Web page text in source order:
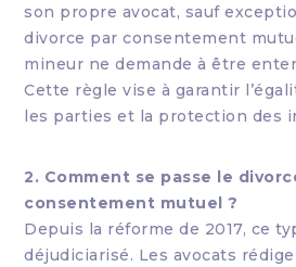
son propre avocat, sauf
divorce par consentement
mineur ne demande à être
Cette règle vise à garantir
les parties et la protection des
2. Comment se passe le
consentement mutuel ?
Depuis la réforme de 2017, ce
déjudiciarisé. Les avocats